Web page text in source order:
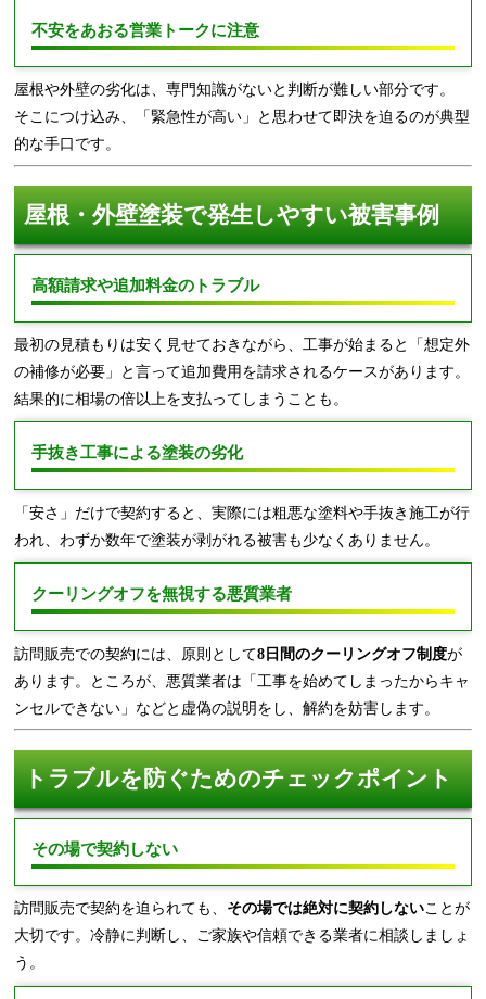
不安をあおる営業トークに注意
屋根や外壁の劣化は、専門知識がないと判断が難しい部分です。
そこにつけ込み、「緊急性が高い」と思わせて即決を迫るのが典型
的な手口です。
屋根・外壁塗装で発生しやすい被害事例
高額請求や追加料金のトラブル
最初の見積もりは安く見せておきながら、工事が始まると「想定外
の補修が必要」と言って追加費用を請求されるケースがあります。
結果的に相場の倍以上を支払ってしまうことも。
手抜き工事による塗装の劣化
「安さ」だけで契約すると、実際には粗悪な塗料や手抜き施工が行
われ、わずか数年で塗装が剥がれる被害も少なくありません。
クーリングオフを無視する悪質業者
訪問販売での契約には、原則として8日間のクーリングオフ制度が
あります。ところが、悪質業者は「工事を始めてしまったからキャ
ンセルできない」などと虚偽の説明をし、解約を妨害します。
トラブルを防ぐためのチェックポイント
その場で契約しない
訪問販売で契約を迫られても、 その場では絶対に契約しないことが
大切です。冷静に判断し、ご家族や信頼できる業者に相談しましょ
う。